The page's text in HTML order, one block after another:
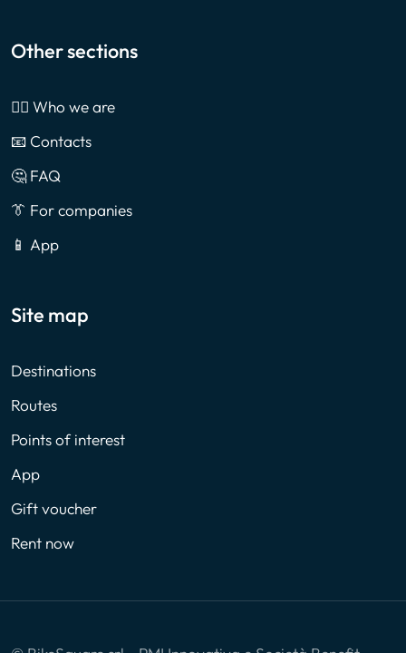
Other sections
🙎‍♂️ Who we are
📧 Contacts
🤔 FAQ
👔 For companies
📱 App
Site map
Destinations
Routes
Points of interest
App
Gift voucher
Rent now